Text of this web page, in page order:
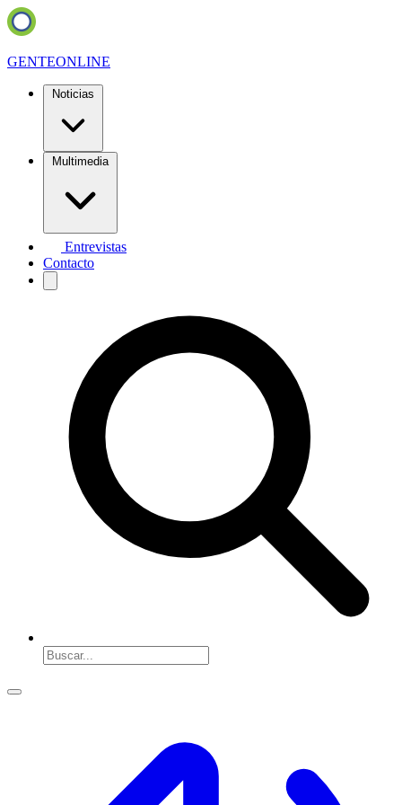
GENTEONLINE
Noticias
Multimedia
Entrevistas
Contacto